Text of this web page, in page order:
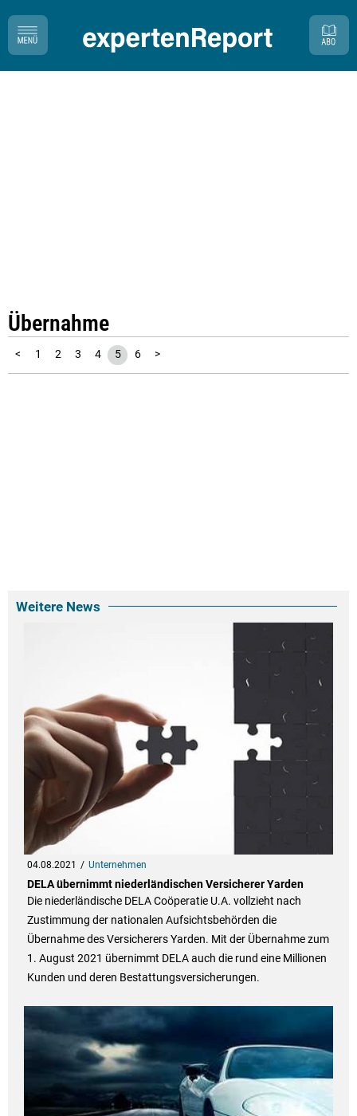
Übernahme
< 1 2 3 4 5 6 >
Weitere News
04.08.2021 Unternehmen
DELA übernimmt niederländischen Versicherer Yarden
Die niederländische DELA Coöperatie U.A. vollzieht nach
Zustimmung der nationalen Aufsichtsbehörden die
Übernahme des Versicherers Yarden. Mit der Übernahme zum
1. August 2021 übernimmt DELA auch die rund eine Millionen
Kunden und deren Bestattungsversicherungen.